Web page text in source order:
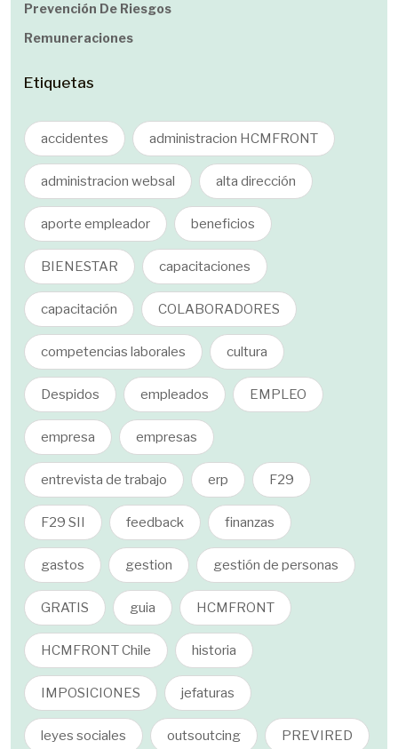
Prevención De Riesgos
Remuneraciones
Etiquetas
accidentes administracion HCMFRONT
administracion websal alta dirección
aporte empleador beneficios
BIENESTAR capacitaciones
capacitación COLABORADORES
competencias laborales cultura
Despidos empleados EMPLEO
empresa empresas
entrevista de trabajo erp F29
F29 SII feedback finanzas
gastos gestion gestión de personas
GRATIS guia HCMFRONT
HCMFRONT Chile historia
IMPOSICIONES jefaturas
leyes sociales outsoutcing PREVIRED